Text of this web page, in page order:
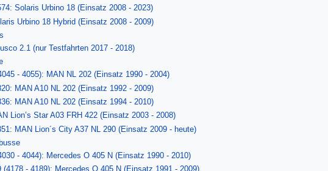
Solaris Urbino 18 (Einsatz 2008 - 2023)
Urbino 18 Hybrid (Einsatz 2008 - 2009)
2.1 (nur Testfahrten 2017 - 2018)
- 4055): MAN NL 202 (Einsatz 1990 - 2004)
MAN A10 NL 202 (Einsatz 1992 - 2009)
MAN A10 NL 202 (Einsatz 1994 - 2010)
Lion’s Star A03 FRH 422 (Einsatz 2003 - 2008)
MAN Lion´s City A37 NL 290 (Einsatz 2009 - heute)
- 4044): Mercedes O 405 N (Einsatz 1990 - 2010)
(4178 - 4189): Mercedes O 405 N (Einsatz 1991 - 2009)